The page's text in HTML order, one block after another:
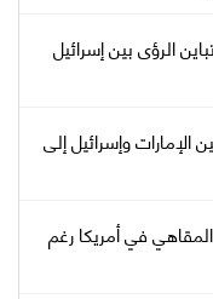
الرؤى بين إسرائيل
الإمارات وإسرائيل إلى
في أمريكا رغم